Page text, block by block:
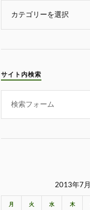
サイト内検索
2013年7月
月 火 水 木